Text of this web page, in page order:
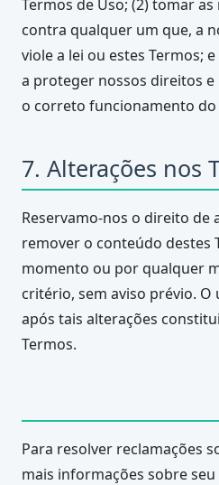
Termos de Uso; (2) tomar
contra qualquer um que, a
viole a lei ou estes Termos;
a proteger nossos direitos
o correto funcionamento do
7. Alterações nos
Reservamo-nos o direito de
remover o conteúdo destes
momento ou por qualquer
critério, sem aviso prévio.
após tais alterações
Termos.
Para resolver reclamações
mais informações sobre